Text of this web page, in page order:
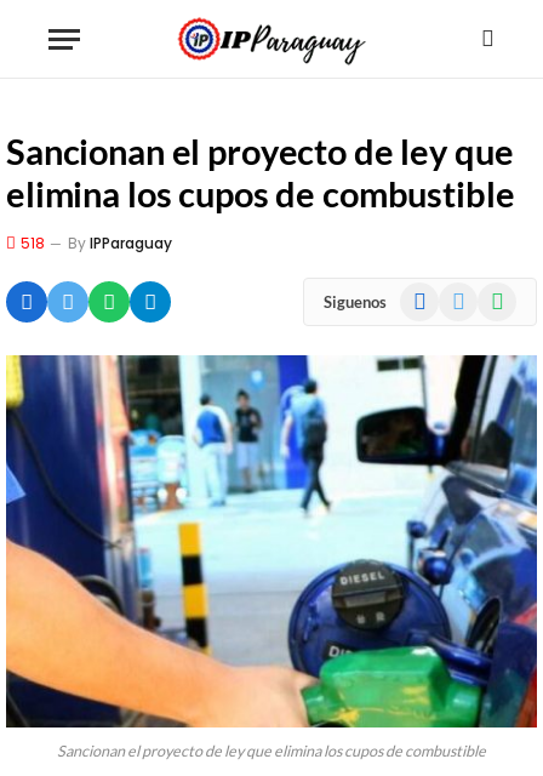
Sancionan el proyecto de ley que
elimina los cupos de combustible
518 ByIPParaguay
Siguenos Facebook
Sancionan el proyecto de ley que elimina los cupos de combustible